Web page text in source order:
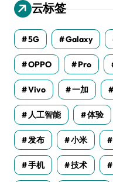
云标签
5G Galaxy
OPPO Pro
Vivo 一加
人工智能 体验
发布 小米
手机 技术